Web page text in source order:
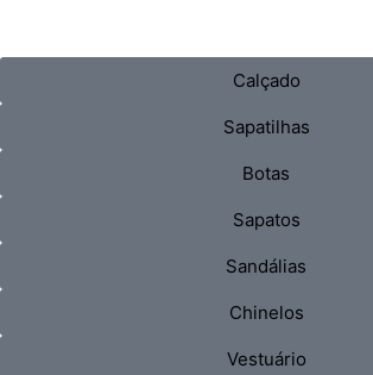
Calçado
Sapatilhas
Botas
Sapatos
Sandálias
Chinelos
Vestuário